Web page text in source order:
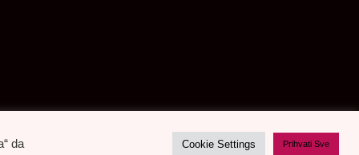
da
Cookie Settings Prihvati Sve